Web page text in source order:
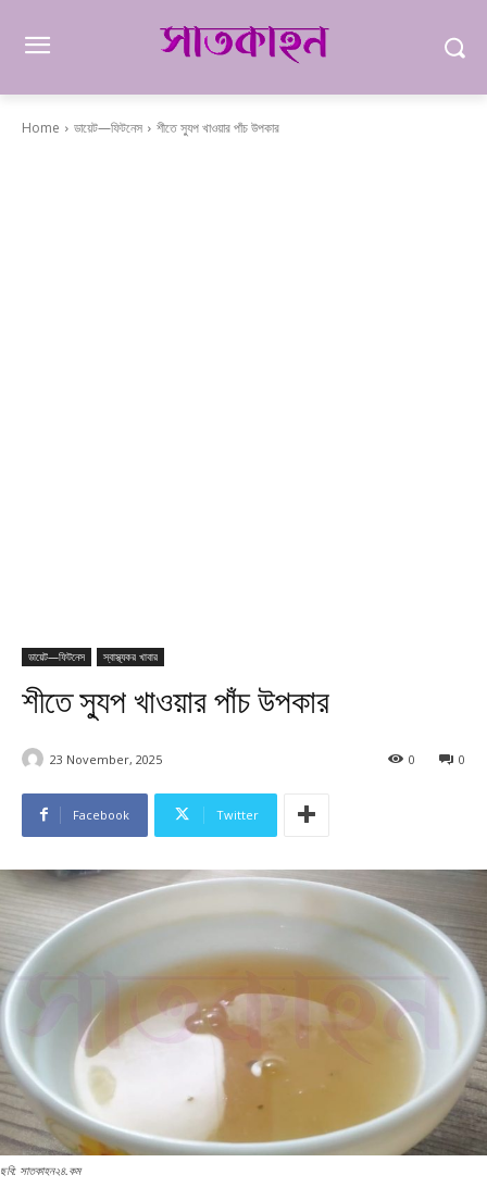
Home ডায়েট—ফিটনেস শীতে স্যুপ খাওয়ার পাঁচ উপকার
ডায়েট—ফিটনেস স্বাস্থ্যকর খাবার
শীতে স্যুপ খাওয়ার পাঁচ উপকার
23 November, 2025 0
0
Facebook Twitter
ছবি: সাতকাহন২৪.কম